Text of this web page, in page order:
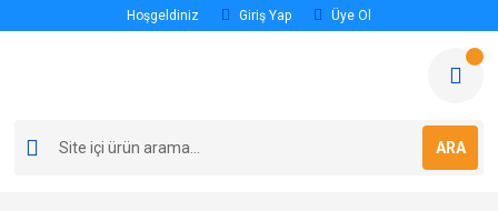
Hoşgeldiniz Giriş Yap Üye Ol
ARA